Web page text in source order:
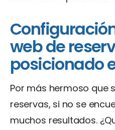
web de
posicionado
Por más hermoso que
reservas, si no se
muchos resultados.